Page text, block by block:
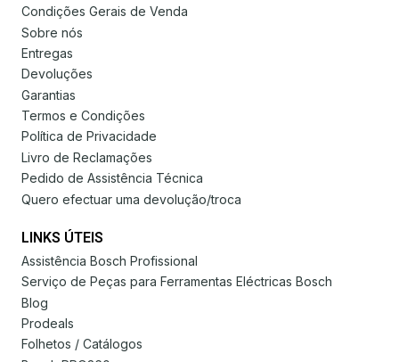
Condições Gerais de Venda
Sobre nós
Entregas
Devoluções
Garantias
Termos e Condições
Política de Privacidade
Livro de Reclamações
Pedido de Assistência Técnica
Quero efectuar uma devolução/troca
LINKS ÚTEIS
Assistência Bosch Profissional
Serviço de Peças para Ferramentas Eléctricas Bosch
Blog
Prodeals
Folhetos / Catálogos